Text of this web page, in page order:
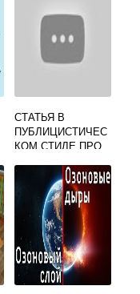
СТАТЬЯ В
ПУБЛИЦИСТИЧЕС
КОМ СТИЛЕ ПРО